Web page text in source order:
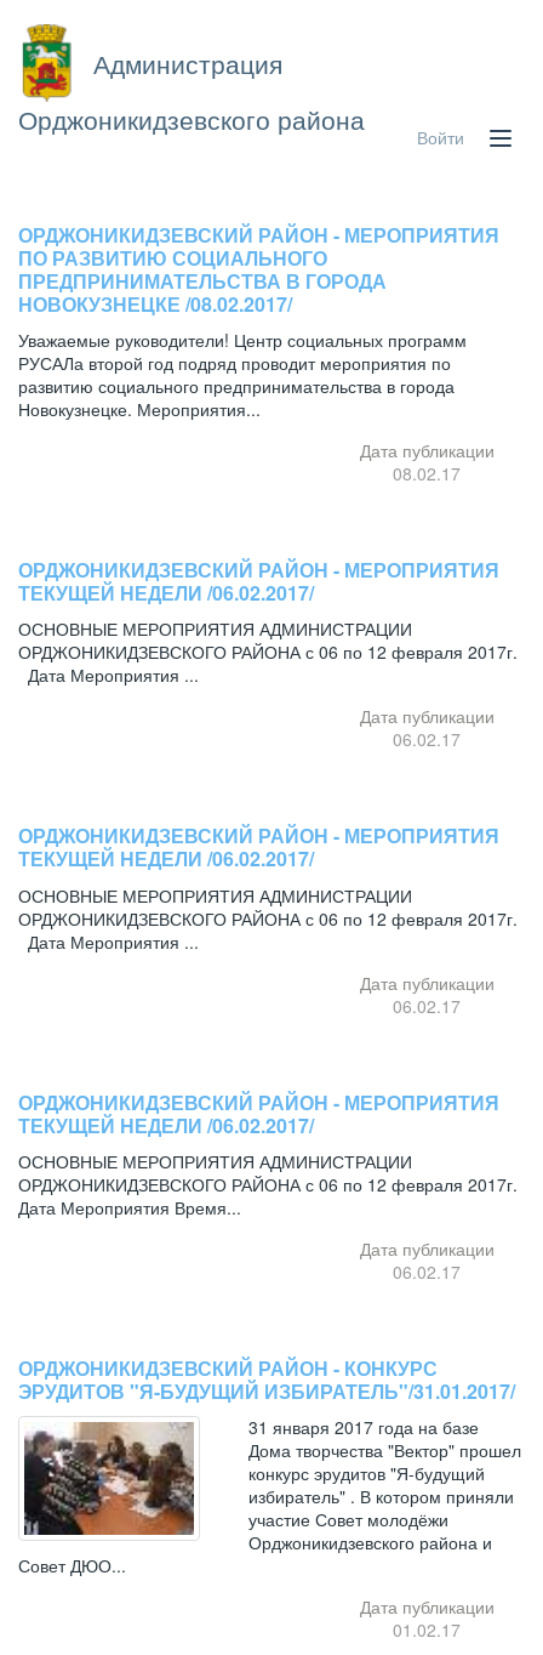
Администрация
Орджоникидзевского района
Войти
ОРДЖОНИКИДЗЕВСКИЙ РАЙОН - МЕРОПРИЯТИЯ
ПО РАЗВИТИЮ СОЦИАЛЬНОГО
ПРЕДПРИНИМАТЕЛЬСТВА В ГОРОДА
НОВОКУЗНЕЦКЕ /08.02.2017/
Уважаемые руководители! Центр социальных программ
РУСАЛа второй год подряд проводит мероприятия по
развитию социального предпринимательства в города
Новокузнецке. Мероприятия...
Дата публикации
08.02.17
ОРДЖОНИКИДЗЕВСКИЙ РАЙОН - МЕРОПРИЯТИЯ
ТЕКУЩЕЙ НЕДЕЛИ /06.02.2017/
ОСНОВНЫЕ МЕРОПРИЯТИЯ АДМИНИСТРАЦИИ
ОРДЖОНИКИДЗЕВСКОГО РАЙОНА с 06 по 12 февраля 2017г.
Дата Мероприятия ...
Дата публикации
06.02.17
ОРДЖОНИКИДЗЕВСКИЙ РАЙОН - МЕРОПРИЯТИЯ
ТЕКУЩЕЙ НЕДЕЛИ /06.02.2017/
ОСНОВНЫЕ МЕРОПРИЯТИЯ АДМИНИСТРАЦИИ
ОРДЖОНИКИДЗЕВСКОГО РАЙОНА с 06 по 12 февраля 2017г.
Дата Мероприятия ...
Дата публикации
06.02.17
ОРДЖОНИКИДЗЕВСКИЙ РАЙОН - МЕРОПРИЯТИЯ
ТЕКУЩЕЙ НЕДЕЛИ /06.02.2017/
ОСНОВНЫЕ МЕРОПРИЯТИЯ АДМИНИСТРАЦИИ
ОРДЖОНИКИДЗЕВСКОГО РАЙОНА с 06 по 12 февраля 2017г.
Дата Мероприятия Время...
Дата публикации
06.02.17
ОРДЖОНИКИДЗЕВСКИЙ РАЙОН - КОНКУРС
ЭРУДИТОВ "Я-БУДУЩИЙ ИЗБИРАТЕЛЬ"/31.01.2017/
31 января 2017 года на базе
Дома творчества "Вектор" прошел
конкурс эрудитов "Я-будущий
избиратель" . В котором приняли
участие Совет молодёжи
Орджоникидзевского района и
Совет ДЮО...
Дата публикации
01.02.17